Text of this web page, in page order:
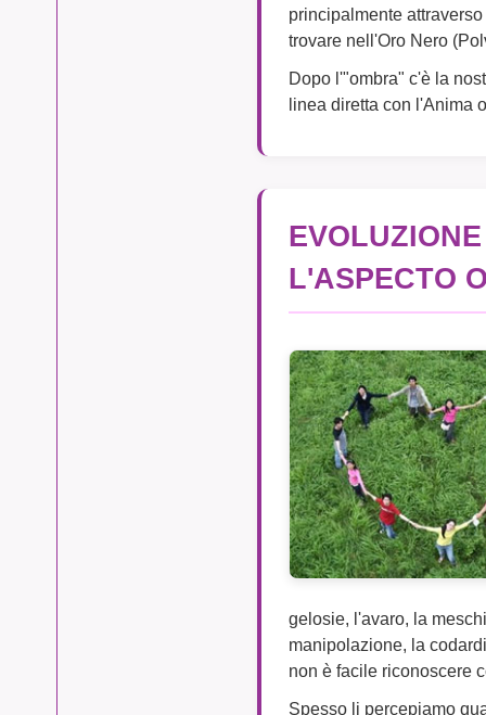
principalmente
trovare nell'Oro Nero
Dopo l'"ombra" c'è la
linea diretta con l'Anima
L'ASPECTO
gelosie, l'avaro, la
manipolazione, la
non è facile riconoscere
Spesso li percepiamo